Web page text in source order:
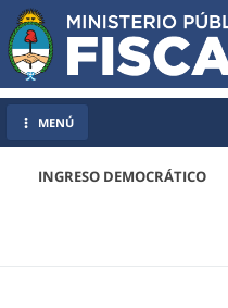
INGRESO DEMOCRÁTICO
MENÚ